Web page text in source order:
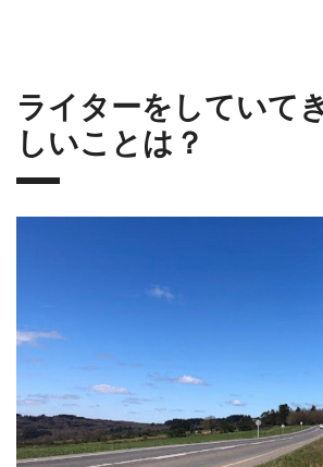
ライターをしていて
しいことは？